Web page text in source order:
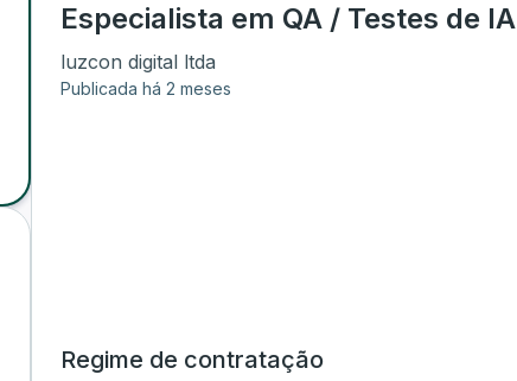
Especialista em QA / Testes de IA
luzcon digital ltda
Publicada há 2 meses
Regime de contratação